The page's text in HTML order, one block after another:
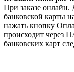
При заказе
банковской карты
нажать кнопку
происходит через
банковских карт